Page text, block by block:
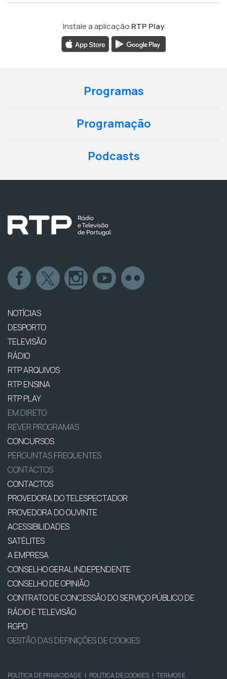
Instale a aplicação RTP Play
Programas
Programação
Podcasts
NOTÍCIAS
DESPORTO
TELEVISÃO
RÁDIO
RTP ARQUIVOS
RTP ENSINA
RTP PLAY
EM DIRETO
REVER PROGRAMAS
CONCURSOS
PERGUNTAS FREQUENTES
CONTACTOS
CONTACTOS
PROVEDORA DO TELESPECTADOR
PROVEDORA DO OUVINTE
ACESSIBILIDADES
SATÉLITES
A EMPRESA
CONSELHO GERAL INDEPENDENTE
CONSELHO DE OPINIÃO
CONTRATO DE CONCESSÃO DO SERVIÇO PÚBLICO DE
RÁDIO E TELEVISÃO
RGPD
GESTÃO DAS DEFINIÇÕES DE COOKIES
POLÍTICA DE PRIVACIDADE | POLÍTICA DE COOKIES | TERMOS E